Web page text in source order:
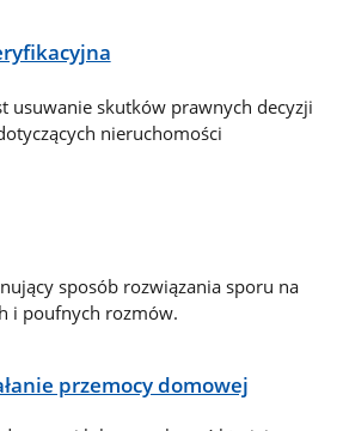
usuwanie skutków prawnych decyzji
nieruchomości
sposób rozwiązania sporu na
i poufnych rozmów.
przemocy domowej